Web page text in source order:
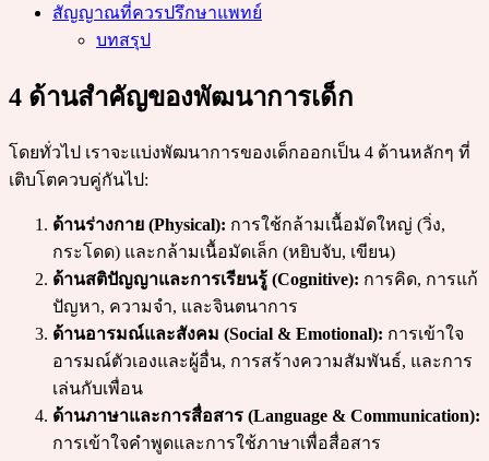
สัญญาณที่ควรปรึกษาแพทย์
บทสรุป
4 ด้านสำคัญของพัฒนาการเด็ก
โดยทั่วไป เราจะแบ่งพัฒนาการของเด็กออกเป็น 4 ด้านหลักๆ ที่
เติบโตควบคู่กันไป:
ด้านร่างกาย (Physical): การใช้กล้ามเนื้อมัดใหญ่ (วิ่ง,
กระโดด) และกล้ามเนื้อมัดเล็ก (หยิบจับ, เขียน)
ด้านสติปัญญาและการเรียนรู้ (Cognitive): การคิด, การแก้
ปัญหา, ความจำ, และจินตนาการ
ด้านอารมณ์และสังคม (Social & Emotional): การเข้าใจ
อารมณ์ตัวเองและผู้อื่น, การสร้างความสัมพันธ์, และการ
เล่นกับเพื่อน
ด้านภาษาและการสื่อสาร (Language & Communication):
การเข้าใจคำพูดและการใช้ภาษาเพื่อสื่อสาร